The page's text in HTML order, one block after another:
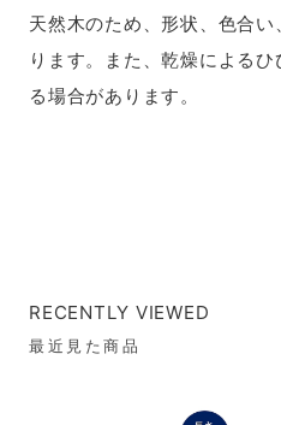
天然木のため、形状、色合
ります。また、乾燥による
る場合があります。
RECENTLY VIEWED
最近見た商品